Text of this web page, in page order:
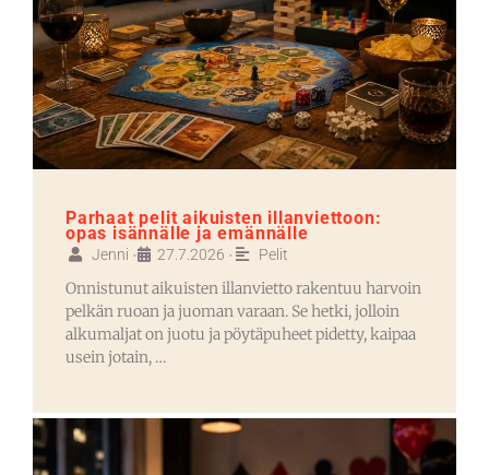
Parhaat pelit aikuisten illanviettoon:
opas isännälle ja emännälle
Jenni • 27.7.2026 • Pelit
Onnistunut aikuisten illanvietto rakentuu harvoin
pelkän ruoan ja juoman varaan. Se hetki, jolloin
alkumaljat on juotu ja pöytäpuheet pidetty, kaipaa
usein jotain, …